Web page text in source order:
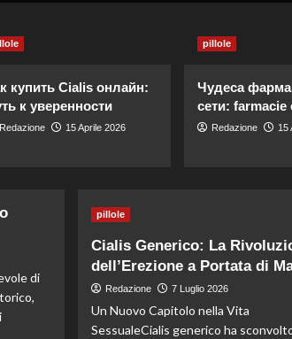
купить Cialis онлайн:
к уверенности
Redazione 15 Aprile 2026
pillole
Чудеса
сети: farmacie
Redazione 15
di
pillole
Cialis Generico: La
dell’Erezione a Portata di
Redazione 7 Luglio 2026
Un Nuovo Capitolo nella Vita
SessualeCialis generico ha